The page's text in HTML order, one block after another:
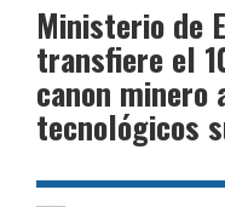
Ministerio de
transfiere el
canon
tecnológicos